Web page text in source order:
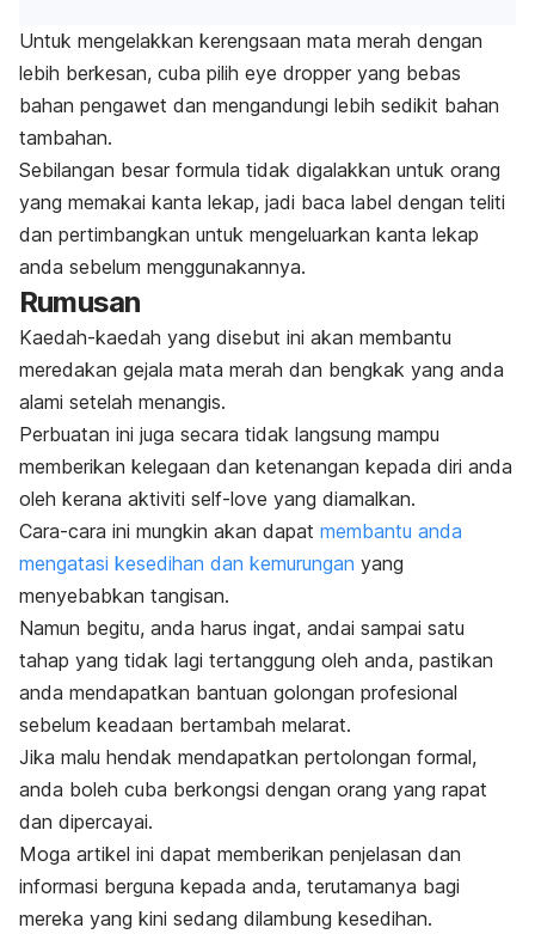
Untuk mengelakkan kerengsaan mata merah dengan
lebih berkesan, cuba pilih eye dropper yang bebas
bahan pengawet dan mengandungi lebih sedikit bahan
tambahan.
Sebilangan besar formula tidak digalakkan untuk orang
yang memakai kanta lekap, jadi baca label dengan teliti
dan pertimbangkan untuk mengeluarkan kanta lekap
anda sebelum menggunakannya.
Rumusan
Kaedah-kaedah yang disebut ini akan membantu
meredakan gejala mata merah dan bengkak yang anda
alami setelah menangis.
Perbuatan ini juga secara tidak langsung mampu
memberikan kelegaan dan ketenangan kepada diri anda
oleh kerana aktiviti self-love yang diamalkan.
Cara-cara ini mungkin akan dapat membantu anda
mengatasi kesedihan dan kemurungan yang
menyebabkan tangisan.
Namun begitu, anda harus ingat, andai sampai satu
tahap yang tidak lagi tertanggung oleh anda, pastikan
anda mendapatkan bantuan golongan profesional
sebelum keadaan bertambah melarat.
Jika malu hendak mendapatkan pertolongan formal,
anda boleh cuba berkongsi dengan orang yang rapat
dan dipercayai.
Moga artikel ini dapat memberikan penjelasan dan
informasi berguna kepada anda, terutamanya bagi
mereka yang kini sedang dilambung kesedihan.